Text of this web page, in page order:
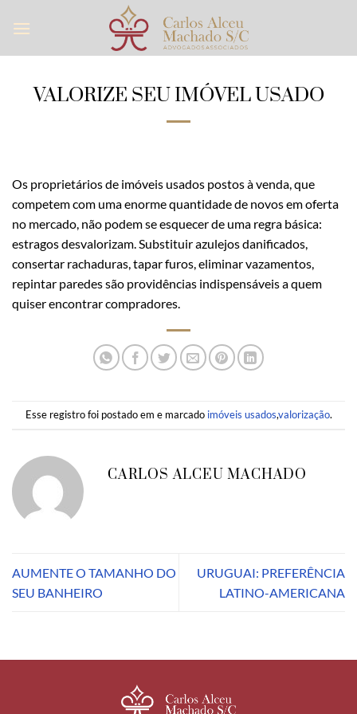
VALORIZE SEU IMÓVEL USADO
Os proprietários de imóveis usados postos à venda, que
competem com uma enorme quantidade de novos em oferta
no mercado, não podem se esquecer de uma regra básica:
estragos desvalorizam. Substituir azulejos danificados,
consertar rachaduras, tapar furos, eliminar vazamentos,
repintar paredes são providências indispensáveis a quem
quiser encontrar compradores.
Esse registro foi postado em e marcado imóveis usados,valorização.
CARLOS ALCEU MACHADO
AUMENTE O TAMANHO DO
SEU BANHEIRO
URUGUAI: PREFERÊNCIA
LATINO-AMERICANA